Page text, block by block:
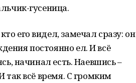
гусеница.
его видел, замечал сразу: он
постоянно ел. И всё
начинал есть. Наевшись –
так всё время. С громким